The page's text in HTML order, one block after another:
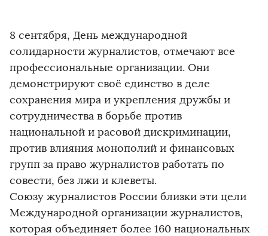
8 сентября, День международной
солидарности журналистов, отмечают все
профессиональные организации. Они
демонстрируют своё единство в деле
сохранения мира и укрепления дружбы и
сотрудничества в борьбе против
национальной и расовой дискриминации,
против влияния монополий и финансовых
групп за право журналистов работать по
совести, без лжи и клеветы.
Союзу журналистов России близки эти цели
Международной организации журналистов,
которая объединяет более 160 национальных